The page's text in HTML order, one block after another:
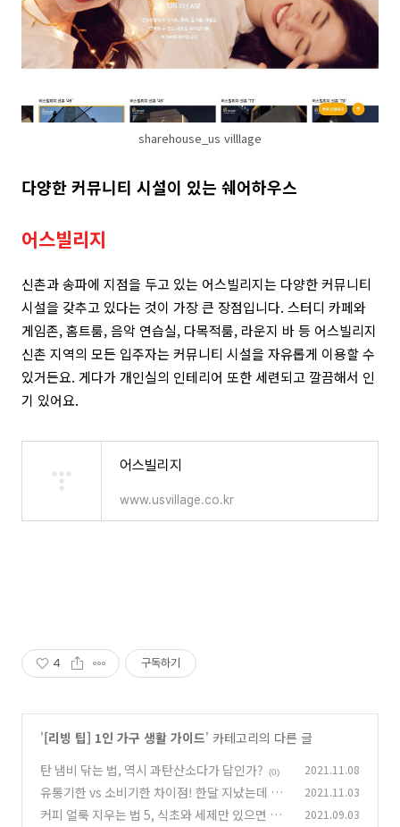
sharehouse_us villlage
다양한 커뮤니티 시설이 있는 쉐어하우스
어스빌리지
신촌과 송파에 지점을 두고 있는 어스빌리지는 다양한 커뮤니티
시설을 갖추고 있다는 것이 가장 큰 장점입니다. 스터디 카페와
게임존, 홈트룸, 음악 연습실, 다목적룸, 라운지 바 등 어스빌리지
신촌 지역의 모든 입주자는 커뮤니티 시설을 자유롭게 이용할 수
있거든요. 게다가 개인실의 인테리어 또한 세련되고 깔끔해서 인
기 있어요.
어스빌리지
www.usvillage.co.kr
4 구독하기
'[리빙 팁] 1인 가구 생활 가이드' 카테고리의 다른 글
탄 냄비 닦는 법, 역시 과탄산소다가 답인가?
(0) 2021.11.08
유통기한 vs 소비기한 차이점! 한달 지났는데 먹
어도 될까?
(0)
2021.11.03
커피 얼룩 지우는 법 5, 식초와 세제만 있으면 돼! 2021.09.03